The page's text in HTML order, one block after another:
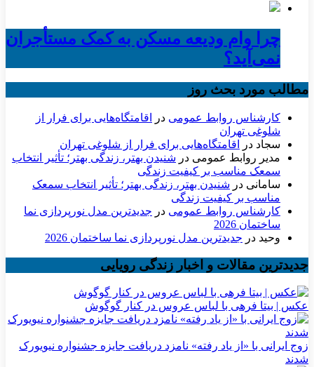
چرا وام ودیعه مسکن به کمک مستأجران
نمی‌آید؟
مطالب مورد بحث روز
کارشناس روابط عمومی در
اقامتگاه‌هایی برای فرار از
شلوغی تهران
سجاد در
اقامتگاه‌هایی برای فرار از شلوغی تهران
مدیر روابط عمومی در شنیدن بهتر، زندگی بهتر؛ تأثیر انتخاب
سمعک مناسب بر کیفیت زندگی
سامانی در شنیدن بهتر، زندگی بهتر؛ تأثیر انتخاب سمعک
مناسب بر کیفیت زندگی
کارشناس روابط عمومی در جدیدترین مدل نورپردازی نما
ساختمان 2026
وحید در جدیدترین مدل نورپردازی نما ساختمان 2026
جدیدترین مقالات و اخبار زندگی رویایی
عکس | بیتا فرهی با لباس عروس در کنار گوگوش
زوج ایرانی با «از یاد رفته» نامزد دریافت جایزه جشنواره نیویورک
شدند